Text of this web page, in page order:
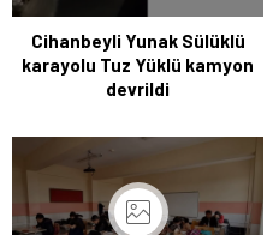
Cihanbeyli Yunak Sülüklü
karayolu Tuz Yüklü kamyon
devrildi